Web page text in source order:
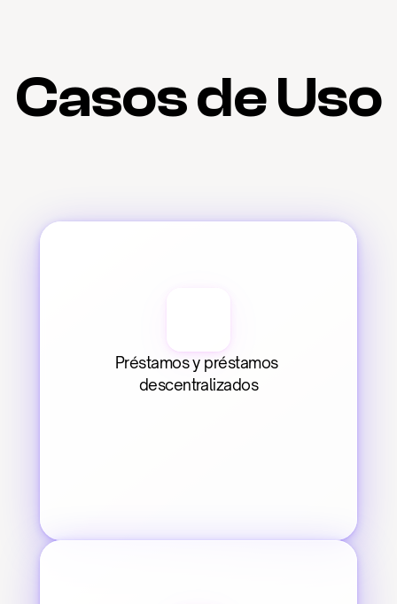
Casos de Uso
Préstamos y préstamos
descentralizados